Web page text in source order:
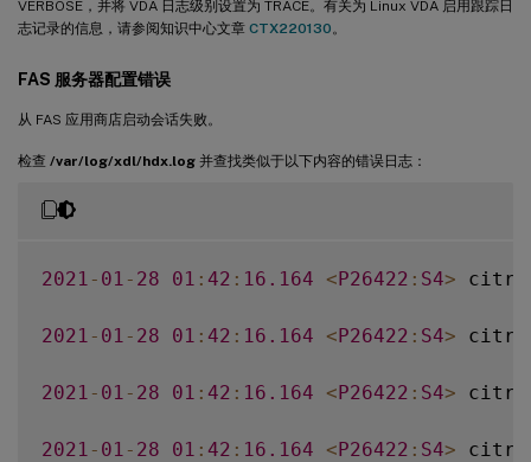
VERBOSE，并将 VDA 日志级别设置为 TRACE。有关为 Linux VDA 启用跟踪日
志记录的信息，请参阅知识中心文章 CTX220130 。
FAS 服务器配置错误
从 FAS 应用商店启动会话失败。
检查 /var/log/xdl/hdx.log 并查找类似于以下内容的错误日志：
2021 - 01 - 28 01 : 42 : 16.164 <P26422 : S4>
2021 - 01 - 28 01 : 42 : 16.164 <P26422 : S4>
2021 - 01 - 28 01 : 42 : 16.164 <P26422 : S4>
2021 - 01 - 28 01 : 42 : 16.164 <P26422 : S4>